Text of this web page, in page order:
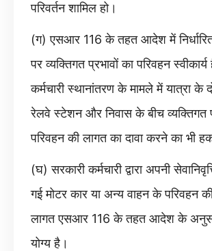
परिवर्तन शामिल हो।
(ग) एसआर 116 के तहत आदेश में
पर व्यक्तिगत प्रभावों का परिवहन
कर्मचारी स्थानांतरण के मामले में यात्रा के
रेलवे स्टेशन और निवास के बीच व्यक्तिगत
परिवहन की लागत का दावा करने का भी
(घ) सरकारी कर्मचारी द्वारा अपनी
गई मोटर कार या अन्य वाहन के परिवहन
लागत एसआर 116 के तहत आदेश के अनुसार
योग्य है।